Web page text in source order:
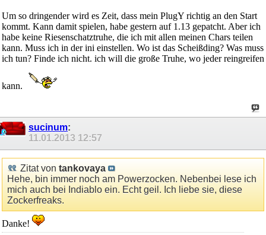
Um so dringender wird es Zeit, dass mein PlugY richtig an den Start
kommt. Kann damit spielen, habe gestern auf 1.13 gepatcht. Aber ich
habe keine Riesenschatztruhe, die ich mit allen meinen Chars teilen
kann. Muss ich in der ini einstellen. Wo ist das Scheißding? Was muss
ich tun? Finde ich nicht. ich will die große Truhe, wo jeder reingreifen
kann.
sucinum:
11.01.2013 12:57
Zitat von tankovaya
Hehe, bin immer noch am Powerzocken. Nebenbei lese ich
mich auch bei Indiablo ein. Echt geil. Ich liebe sie, diese
Zockerfreaks.
Danke!